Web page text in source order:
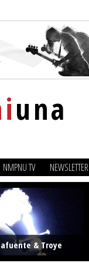
una
NMPNU TV NEWSLETTER
& Troye